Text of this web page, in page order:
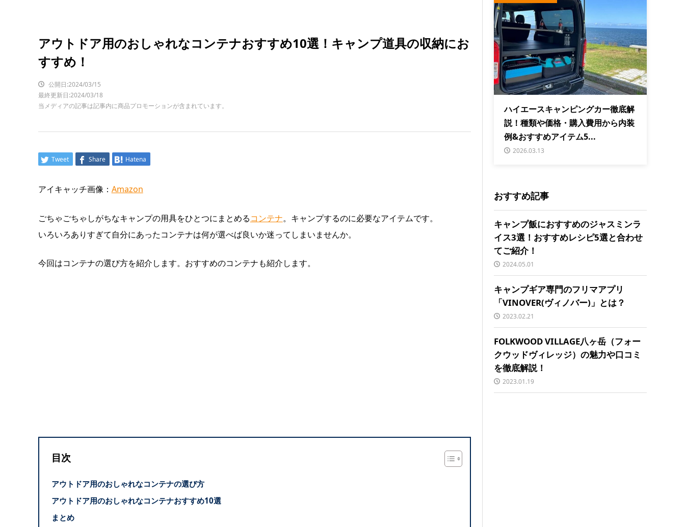
アウトドア用のおしゃれなコンテナおすすめ10選！キャンプ道具の収納にお
すすめ！
公開日:2024/03/15
最終更新日:2024/03/18
当メディアの記事は記事内に商品プロモーションが含まれています。
Tweet Share Hatena
アイキャッチ画像： Amazon
ごちゃごちゃしがちなキャンプの用具をひとつにまとめるコンテナ。キャンプするのに必要なアイテムです。
いろいろありすぎて自分にあったコンテナは何が選べば良いか迷ってしまいませんか。
今回はコンテナの選び方を紹介します。おすすめのコンテナも紹介します。
目次
アウトドア用のおしゃれなコンテナの選び方
アウトドア用のおしゃれなコンテナおすすめ10選
まとめ
ハイエースキャンピングカー徹底解
説！種類や価格・購入費用から内装
例&おすすめアイテム5...
2026.03.13
おすすめ記事
キャンプ飯におすすめのジャスミンラ
イス3選！おすすめレシピ5選と合わせ
てご紹介！
2024.05.01
キャンプギア専門のフリマアプリ
「VINOVER(ヴィノバー)」とは？
2023.02.21
FOLKWOOD VILLAGE八ヶ岳（フォー
クウッドヴィレッジ）の魅力や口コミ
を徹底解説！
2023.01.19